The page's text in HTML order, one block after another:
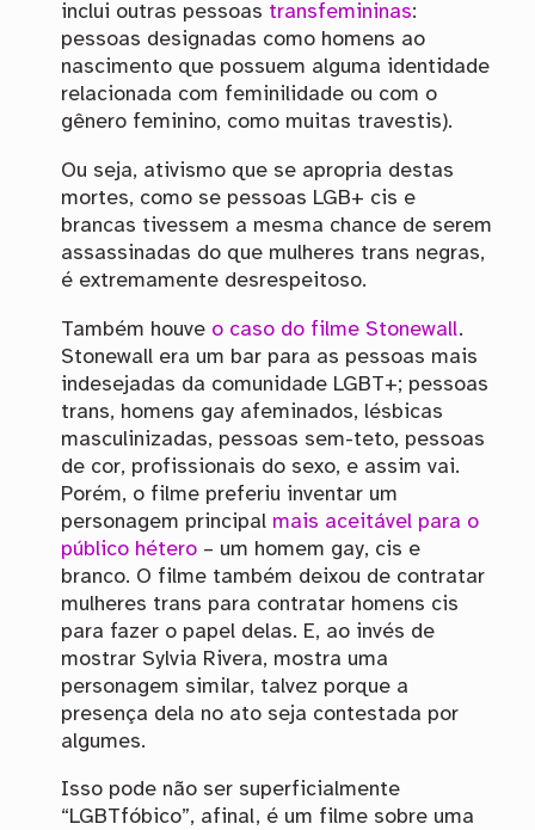
inclui outras pessoas transfemininas:
pessoas designadas como homens ao
nascimento que possuem alguma identidade
relacionada com feminilidade ou com o
gênero feminino, como muitas travestis).
Ou seja, ativismo que se apropria destas
mortes, como se pessoas LGB+ cis e
brancas tivessem a mesma chance de serem
assassinadas do que mulheres trans negras,
é extremamente desrespeitoso.
Também houve o caso do filme Stonewall.
Stonewall era um bar para as pessoas mais
indesejadas da comunidade LGBT+; pessoas
trans, homens gay afeminados, lésbicas
masculinizadas, pessoas sem-teto, pessoas
de cor, profissionais do sexo, e assim vai.
Porém, o filme preferiu inventar um
personagem principal mais aceitável para o
público hétero– um homem gay, cis e
branco. O filme também deixou de contratar
mulheres trans para contratar homens cis
para fazer o papel delas. E, ao invés de
mostrar Sylvia Rivera, mostra uma
personagem similar, talvez porque a
presença dela no ato seja contestada por
algumes.
Isso pode não ser superficialmente
“LGBTfóbico”, afinal, é um filme sobre uma